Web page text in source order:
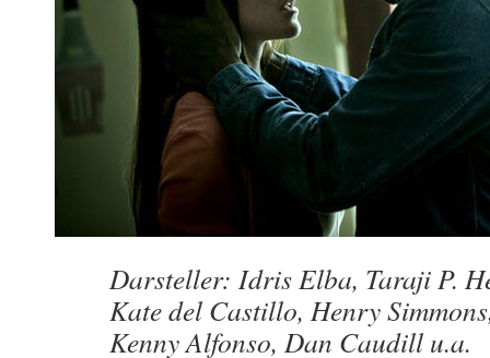
Darsteller: Idris Elba, Taraji P.
Kate del Castillo, Henry
Kenny Alfonso, Dan Caudill u.a.